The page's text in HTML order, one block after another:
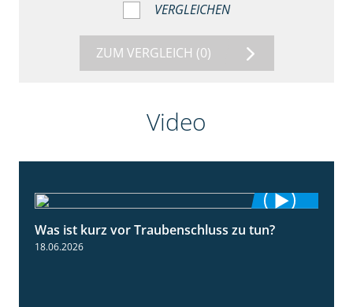
VERGLEICHEN
ZUM VERGLEICH (0)
Video
5:04
Was ist kurz vor Traubenschluss zu tun?
18.06.2026